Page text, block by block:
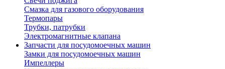
Смазка для газового оборудования
Термопары
Трубки, патрубки
Электромагнитные клапана
Запчасти для посудомоечных машин
Замки для посудомоечных машин
Импеллеры